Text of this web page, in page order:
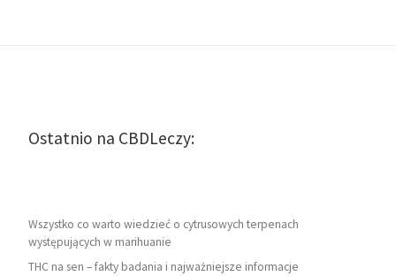
Ostatnio na CBDLeczy:
Wszystko co warto wiedzieć o cytrusowych terpenach
występujących w marihuanie
THC na sen – fakty badania i najważniejsze informacje